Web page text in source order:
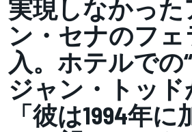
実現しなかった
ン・セナのフェ
入。ホテルでの
ジャン・トッド
「彼は1994年